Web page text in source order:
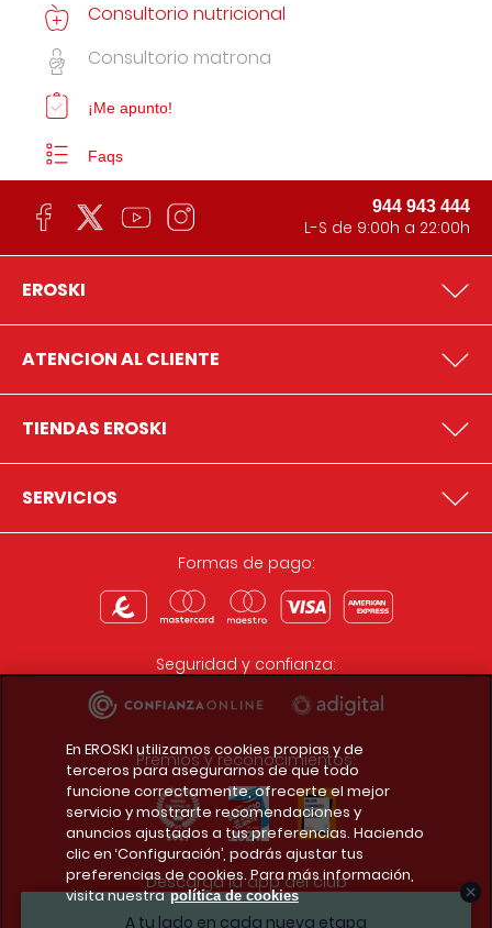
A tu lado en cada nueva etapa
Consultorio nutricional
Consultorio matrona
¡Me apunto!
Faqs
944 943 444
L-S de 9:00h a 22:00h
EROSKI
ATENCION AL CLIENTE
TIENDAS EROSKI
SERVICIOS
Formas de pago:
Seguridad y confianza:
Premios y reconocimientos:
Descarga la app del club
En EROSKI utilizamos cookies propias y de
terceros para asegurarnos de que todo
funcione correctamente, ofrecerte el mejor
servicio y mostrarte recomendaciones y
anuncios ajustados a tus preferencias. Haciendo
clic en ‘Configuración’, podrás ajustar tus
preferencias de cookies. Para más información,
visita nuestra política de cookies